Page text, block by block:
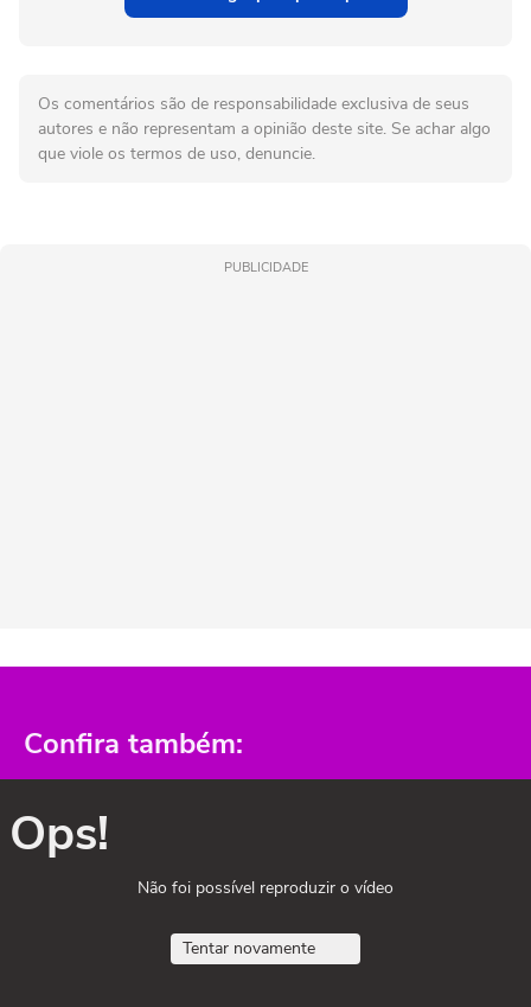
Os comentários são de responsabilidade exclusiva de seus
autores e não representam a opinião deste site. Se achar algo
que viole os termos de uso, denuncie.
PUBLICIDADE
Confira também:
Ops!
Não foi possível reproduzir o vídeo
Tentar novamente